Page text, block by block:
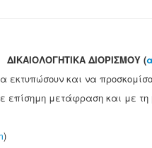
ΔΙΚΑΙΟΛΟΓΗΤΙΚΑ ΔΙΟΡΙΣΜΟΥ (
να εκτυπώσουν και να
επίσημη μετάφραση και με
)